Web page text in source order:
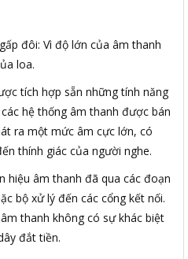
đôi: Vì độ lớn của âm thanh
loa.
tích hợp sẵn những tính năng
hệ thống âm thanh được bán
ra một mức âm cực lớn, có
thính giác của người nghe.
hiệu âm thanh đã qua các đoạn
bộ xử lý đến các cổng kết nối.
thanh không có sự khác biệt
đắt tiền.